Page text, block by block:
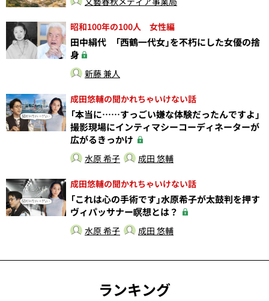
昭和100年の100人 女性編
田中絹代 「西鶴一代女」を不朽にした女優の捨
身
新藤 兼人
成田悠輔の聞かれちゃいけない話
「本当に……すっごい嫌な体験だったんですよ」
撮影現場にインティマシーコーディネーターが
広がるきっかけ
水原 希子 成田 悠輔
成田悠輔の聞かれちゃいけない話
「これは心の手術です」水原希子が太鼓判を押す
ヴィパッサナー瞑想とは？
水原 希子 成田 悠輔
ランキング